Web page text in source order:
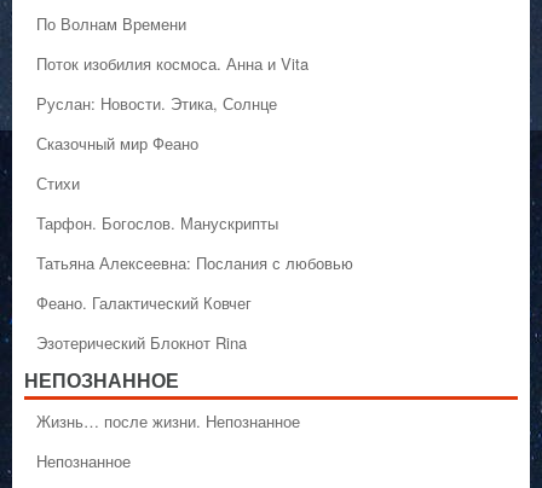
По Волнам Времени
Поток изобилия космоса. Анна и Vita
Руслан: Новости. Этика, Солнце
Сказочный мир Феано
Стихи
Тарфон. Богослов. Манускрипты
Татьяна Алексеевна: Послания с любовью
Феано. Галактический Ковчег
Эзотерический Блокнот Rina
НЕПОЗНАННОЕ
Жизнь… после жизни. Непознанное
Непознанное